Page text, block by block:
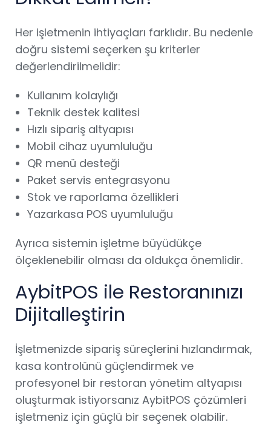
Her işletmenin ihtiyaçları farklıdır. Bu nedenle
doğru sistemi seçerken şu kriterler
değerlendirilmelidir:
Kullanım kolaylığı
Teknik destek kalitesi
Hızlı sipariş altyapısı
Mobil cihaz uyumluluğu
QR menü desteği
Paket servis entegrasyonu
Stok ve raporlama özellikleri
Yazarkasa POS uyumluluğu
Ayrıca sistemin işletme büyüdükçe
ölçeklenebilir olması da oldukça önemlidir.
AybitPOS ile Restoranınızı
Dijitalleştirin
İşletmenizde sipariş süreçlerini hızlandırmak,
kasa kontrolünü güçlendirmek ve
profesyonel bir restoran yönetim altyapısı
oluşturmak istiyorsanız AybitPOS çözümleri
işletmeniz için güçlü bir seçenek olabilir.